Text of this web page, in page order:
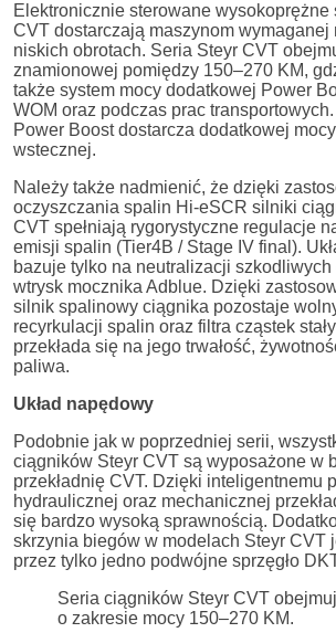
Elektronicznie sterowane
CVT dostarczają maszynom wymaganej
niskich obrotach. Seria Steyr CVT
znamionowej pomiędzy 150–270 KM,
także system mocy dodatkowej Power
WOM oraz podczas prac
Power Boost dostarcza dodatkowej
wstecznej.
Należy także nadmienić, że dzięki
oczyszczania spalin Hi-eSCR silniki
CVT spełniają rygorystyczne regulacje
emisji spalin (Tier4B / Stage IV final).
bazuje tylko na neutralizacji
wtrysk mocznika Adblue. Dzięki
silnik spalinowy ciągnika pozostaje
recyrkulacji spalin oraz filtra cząstek
przekłada się na jego trwałość,
paliwa.
Układ napędowy
Podobnie jak w poprzedniej serii,
ciągników Steyr CVT są wyposażone w
przekładnię CVT. Dzięki inteligentnemu
hydraulicznej oraz mechanicznej
się bardzo wysoką sprawnością.
skrzynia biegów w modelach Steyr CVT
przez tylko jedno podwójne sprzęgło
Seria ciągników Steyr CVT
o zakresie mocy 150–270 KM.